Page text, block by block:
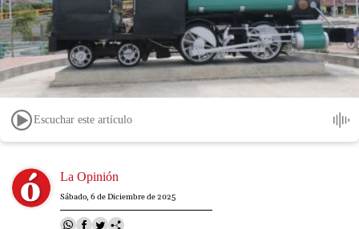
Escuchar este artículo
Image La Opinión
Sábado, 6 de Diciembre de 2025